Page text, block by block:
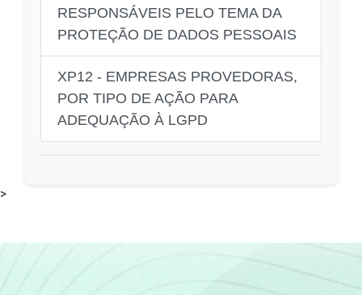
RESPONSÁVEIS PELO TEMA DA
PROTEÇÃO DE DADOS PESSOAIS
XP12 - EMPRESAS PROVEDORAS,
POR TIPO DE AÇÃO PARA
ADEQUAÇÃO À LGPD
>